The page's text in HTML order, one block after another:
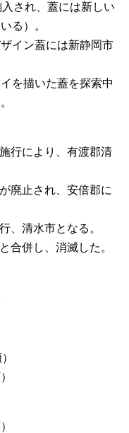
され、蓋には新しい
る）。
イン蓋には新静岡市
を描いた蓋を探索中
行により、有渡郡清
廃止され、安倍郡に
、清水市となる。
合併し、消滅した。